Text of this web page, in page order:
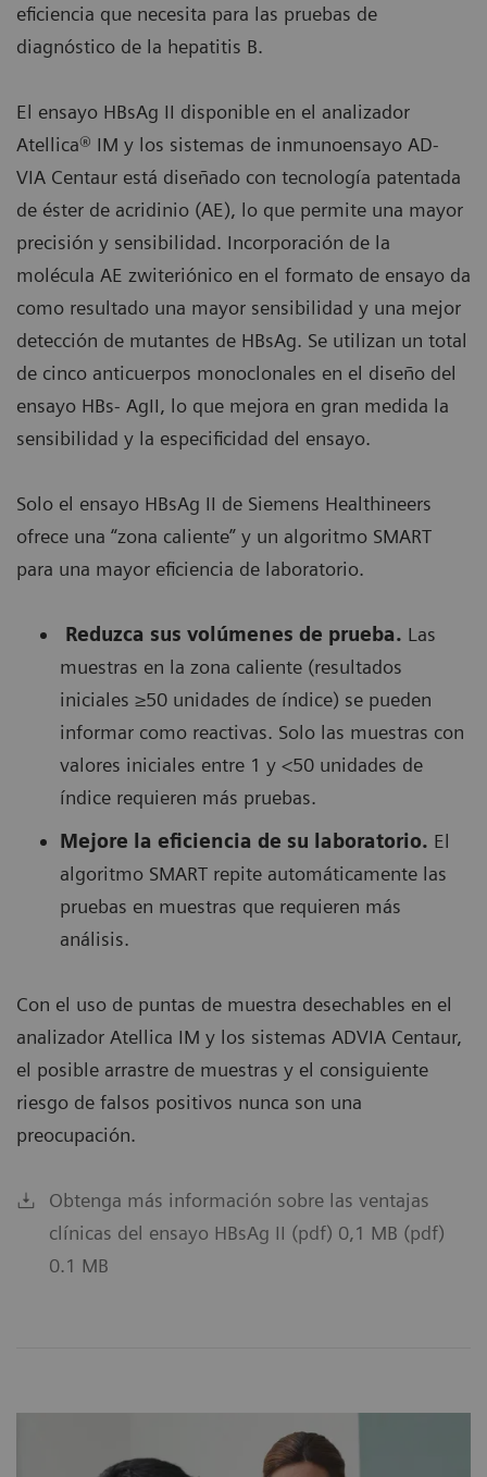
eficiencia que necesita para las pruebas de
diagnóstico de la hepatitis B.
El ensayo HBsAg II disponible en el analizador
Atellica® IM y los sistemas de inmunoensayo AD-
VIA Centaur está diseñado con tecnología patentada
de éster de acridinio (AE), lo que permite una mayor
precisión y sensibilidad. Incorporación de la
molécula AE zwiteriónico en el formato de ensayo da
como resultado una mayor sensibilidad y una mejor
detección de mutantes de HBsAg. Se utilizan un total
de cinco anticuerpos monoclonales en el diseño del
ensayo HBs- AgII, lo que mejora en gran medida la
sensibilidad y la especificidad del ensayo.
Solo el ensayo HBsAg II de Siemens Healthineers
ofrece una “zona caliente” y un algoritmo SMART
para una mayor eficiencia de laboratorio.
Reduzca sus volúmenes de prueba. Las
muestras en la zona caliente (resultados
iniciales ≥50 unidades de índice) se pueden
informar como reactivas. Solo las muestras con
valores iniciales entre 1 y <50 unidades de
índice requieren más pruebas.
Mejore la eficiencia de su laboratorio. El
algoritmo SMART repite automáticamente las
pruebas en muestras que requieren más
análisis.
Con el uso de puntas de muestra desechables en el
analizador Atellica IM y los sistemas ADVIA Centaur,
el posible arrastre de muestras y el consiguiente
riesgo de falsos positivos nunca son una
preocupación.
Obtenga más información sobre las ventajas
clínicas del ensayo HBsAg II (pdf) 0,1 MB (pdf)
0.1 MB